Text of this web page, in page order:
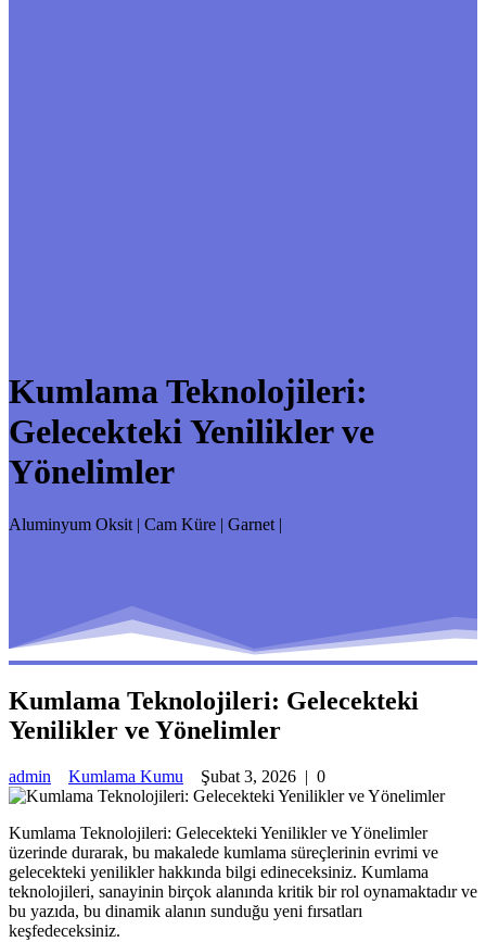
Kumlama Teknolojileri:
Gelecekteki Yenilikler ve
Yönelimler
Aluminyum Oksit | Cam Küre | Garnet |
Kumlama Teknolojileri: Gelecekteki
Yenilikler ve Yönelimler
admin Kumlama Kumu Şubat 3, 2026 | 0
Kumlama Teknolojileri: Gelecekteki Yenilikler ve Yönelimler
üzerinde durarak, bu makalede kumlama süreçlerinin evrimi ve
gelecekteki yenilikler hakkında bilgi edineceksiniz. Kumlama
teknolojileri, sanayinin birçok alanında kritik bir rol oynamaktadır ve
bu yazıda, bu dinamik alanın sunduğu yeni fırsatları
keşfedeceksiniz.